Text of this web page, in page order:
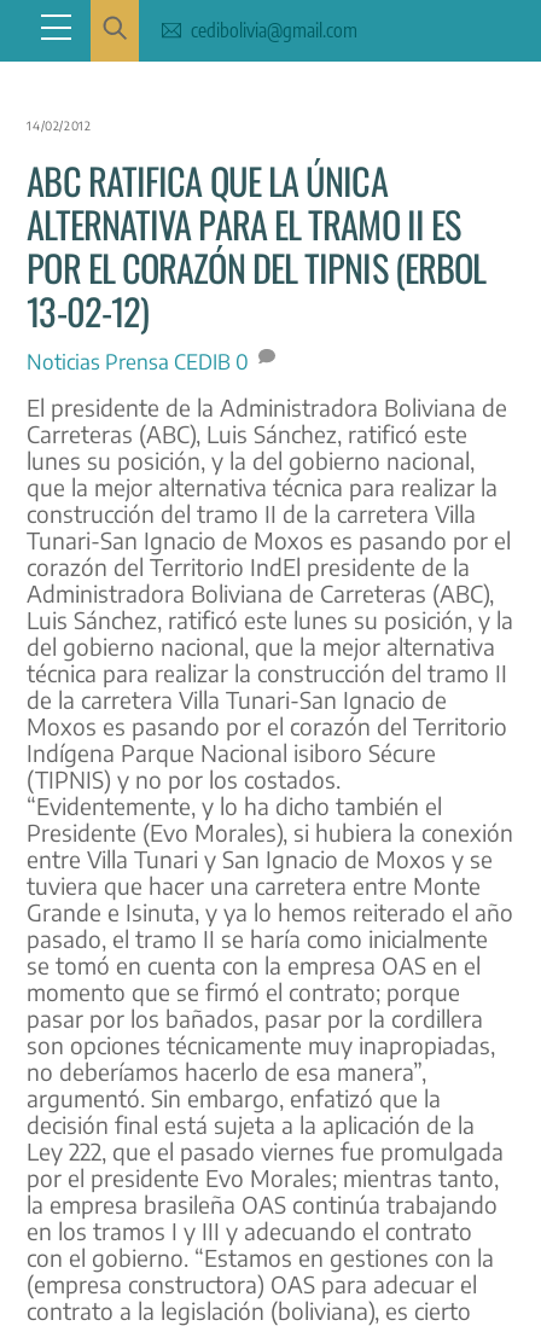
content
Menu cedibolivia@gmail.com
14/02/2012
ABC RATIFICA QUE LA ÚNICA
ALTERNATIVA PARA EL TRAMO II ES
POR EL CORAZÓN DEL TIPNIS (ERBOL
13-02-12)
Noticias Prensa CEDIB 0
El presidente de la Administradora Boliviana de
Carreteras (ABC), Luis Sánchez, ratificó este
lunes su posición, y la del gobierno nacional,
que la mejor alternativa técnica para realizar la
construcción del tramo II de la carretera Villa
Tunari-San Ignacio de Moxos es pasando por el
corazón del Territorio IndEl presidente de la
Administradora Boliviana de Carreteras (ABC),
Luis Sánchez, ratificó este lunes su posición, y la
del gobierno nacional, que la mejor alternativa
técnica para realizar la construcción del tramo II
de la carretera Villa Tunari-San Ignacio de
Moxos es pasando por el corazón del Territorio
Indígena Parque Nacional isiboro Sécure
(TIPNIS) y no por los costados.
“Evidentemente, y lo ha dicho también el
Presidente (Evo Morales), si hubiera la conexión
entre Villa Tunari y San Ignacio de Moxos y se
tuviera que hacer una carretera entre Monte
Grande e Isinuta, y ya lo hemos reiterado el año
pasado, el tramo II se haría como inicialmente
se tomó en cuenta con la empresa OAS en el
momento que se firmó el contrato; porque
pasar por los bañados, pasar por la cordillera
son opciones técnicamente muy inapropiadas,
no deberíamos hacerlo de esa manera”,
argumentó. Sin embargo, enfatizó que la
decisión final está sujeta a la aplicación de la
Ley 222, que el pasado viernes fue promulgada
por el presidente Evo Morales; mientras tanto,
la empresa brasileña OAS continúa trabajando
en los tramos I y III y adecuando el contrato
con el gobierno. “Estamos en gestiones con la
(empresa constructora) OAS para adecuar el
contrato a la legislación (boliviana), es cierto